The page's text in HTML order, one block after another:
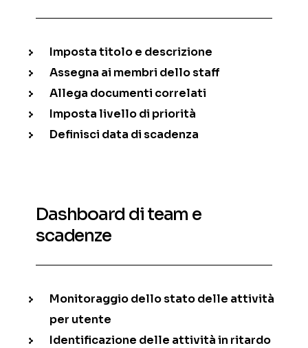
Imposta titolo e descrizione
Assegna ai membri dello staff
Allega documenti correlati
Imposta livello di priorità
Definisci data di scadenza
Dashboard di team e
scadenze
Monitoraggio dello stato delle attività
per utente
Identificazione delle attività in ritardo